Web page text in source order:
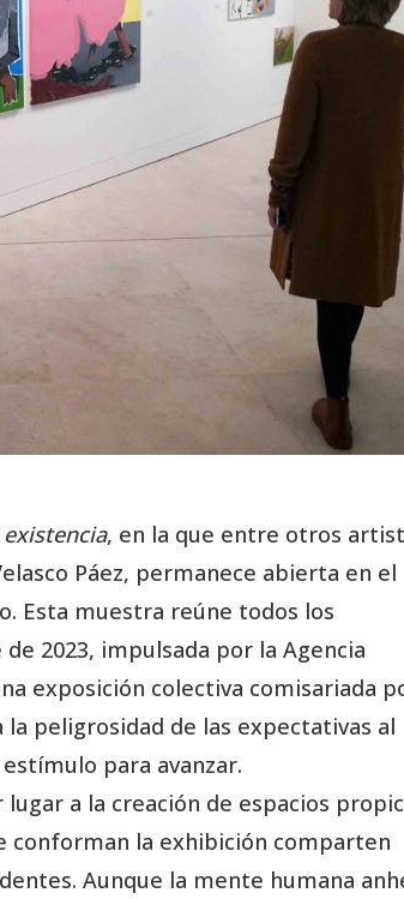
, en la que entre otros
Páez, permanece abierta en el
Esta muestra reúne todos los
2023, impulsada por la Agencia
exposición colectiva comisariada
peligrosidad de las expectativas al
para avanzar.
a la creación de espacios
conforman la exhibición comparten
Aunque la mente humana